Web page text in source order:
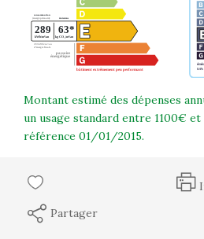
Montant estimé des dépenses
un usage standard entre 1100€
référence 01/01/2015.
Partager